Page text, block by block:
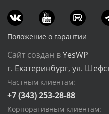
Положение о гарантии
Сайт создан вYesWP
г. Екатеринбург, ул.
Частным клиентам:
+7 (343) 253-28-88
Корпоративным клиентам: